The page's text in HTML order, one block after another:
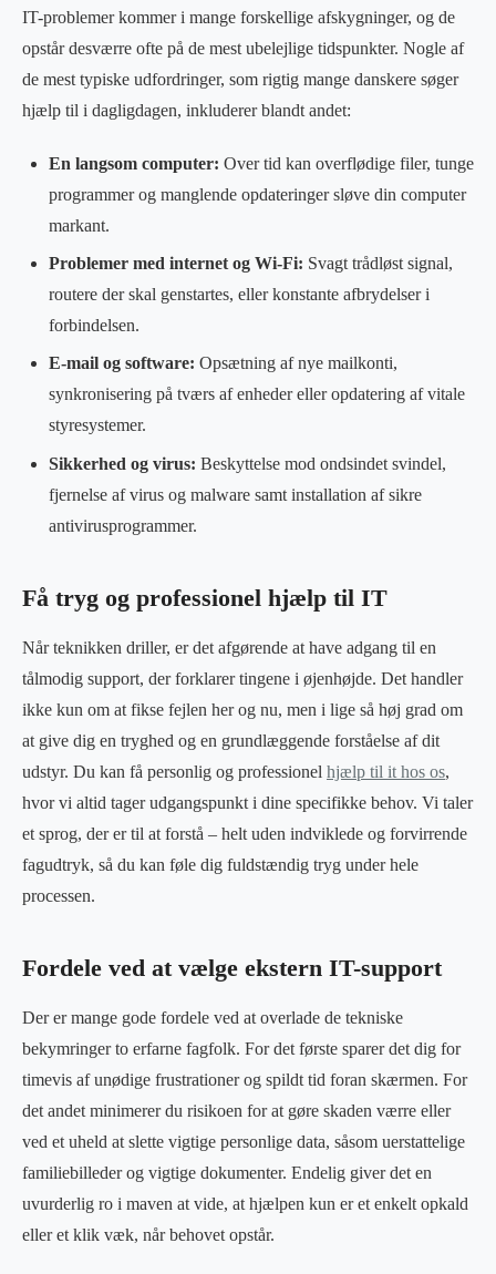
IT-problemer kommer i mange forskellige afskygninger, og de
opstår desværre ofte på de mest ubelejlige tidspunkter. Nogle af
de mest typiske udfordringer, som rigtig mange danskere søger
hjælp til i dagligdagen, inkluderer blandt andet:
En langsom computer: Over tid kan overflødige filer, tunge
programmer og manglende opdateringer sløve din computer
markant.
Problemer med internet og Wi-Fi: Svagt trådløst signal,
routere der skal genstartes, eller konstante afbrydelser i
forbindelsen.
E-mail og software: Opsætning af nye mailkonti,
synkronisering på tværs af enheder eller opdatering af vitale
styresystemer.
Sikkerhed og virus: Beskyttelse mod ondsindet svindel,
fjernelse af virus og malware samt installation af sikre
antivirusprogrammer.
Få tryg og professionel hjælp til IT
Når teknikken driller, er det afgørende at have adgang til en
tålmodig support, der forklarer tingene i øjenhøjde. Det handler
ikke kun om at fikse fejlen her og nu, men i lige så høj grad om
at give dig en tryghed og en grundlæggende forståelse af dit
udstyr. Du kan få personlig og professionel hjælp til it hos os,
hvor vi altid tager udgangspunkt i dine specifikke behov. Vi taler
et sprog, der er til at forstå – helt uden indviklede og forvirrende
fagudtryk, så du kan føle dig fuldstændig tryg under hele
processen.
Fordele ved at vælge ekstern IT-support
Der er mange gode fordele ved at overlade de tekniske
bekymringer to erfarne fagfolk. For det første sparer det dig for
timevis af unødige frustrationer og spildt tid foran skærmen. For
det andet minimerer du risikoen for at gøre skaden værre eller
ved et uheld at slette vigtige personlige data, såsom uerstattelige
familiebilleder og vigtige dokumenter. Endelig giver det en
uvurderlig ro i maven at vide, at hjælpen kun er et enkelt opkald
eller et klik væk, når behovet opstår.